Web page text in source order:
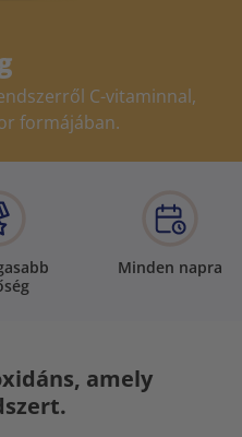
C-vitaminnal,
formájában.
Minden napra
amely